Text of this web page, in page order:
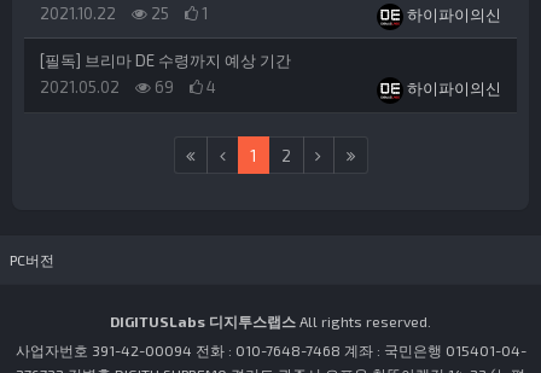
등록자하이파이의신
등록일
2021.10.22 조회
25 추천
1
[필독] 브리마 DE 수령까지 예상 기간
등록자하이파이의신
등록일
2021.05.02 조회
69 추천
4
1 (current)
2 (last)
PC버전
DIGITUSLabs 디지투스랩스 All rights reserved.
사업자번호 391-42-00094 전화 : 010-7648-7468 계좌 : 국민은행 015401-04-